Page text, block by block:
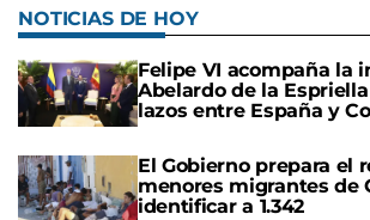
NOTICIAS DE HOY
Felipe VI acompaña la
Abelardo de la
lazos entre España y
El Gobierno prepara el
menores migrantes de
identificar a 1.342